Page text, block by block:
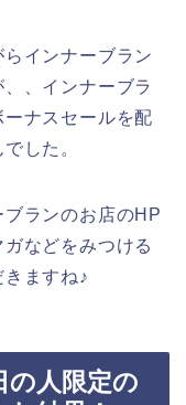
インナーブラン
、インナーブラ
ナスセールを配
した。
ランのお店のHP
などをみつける
ますね♪
の人限定の